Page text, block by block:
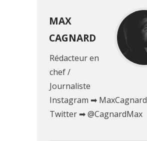
MAX
CAGNARD
Rédacteur en
chef /
Journaliste
Instagram ➡ MaxCagnard
Twitter ➡ @CagnardMax